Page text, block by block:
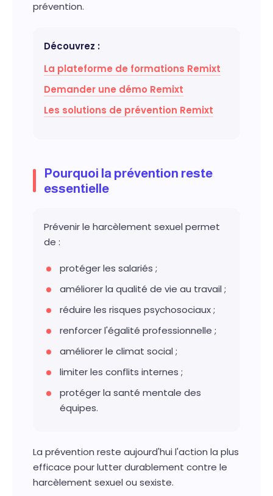
prévention.
Découvrez :
La plateforme de formations Remixt
Demander une démo Remixt
Les solutions de prévention Remixt
Pourquoi la prévention reste
essentielle
Prévenir le harcèlement sexuel permet
de :
protéger les salariés ;
améliorer la qualité de vie au travail ;
réduire les risques psychosociaux ;
renforcer l'égalité professionnelle ;
améliorer le climat social ;
limiter les conflits internes ;
protéger la santé mentale des
équipes.
La prévention reste aujourd'hui l'action la plus
efficace pour lutter durablement contre le
harcèlement sexuel ou sexiste.